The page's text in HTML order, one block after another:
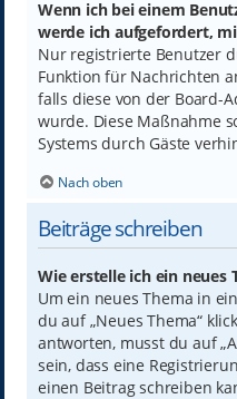
Wenn ich bei einem
werde ich aufgefordert,
Nur registrierte Benutzer
Funktion für Nachrichten
falls diese von der Board-
wurde. Diese Maßnahme
Systems durch Gäste
Nach oben
Beiträge schreiben
Wie erstelle ich ein neues
Um ein neues Thema in
du auf „Neues Thema“
antworten, musst du auf
sein, dass eine
einen Beitrag schreiben